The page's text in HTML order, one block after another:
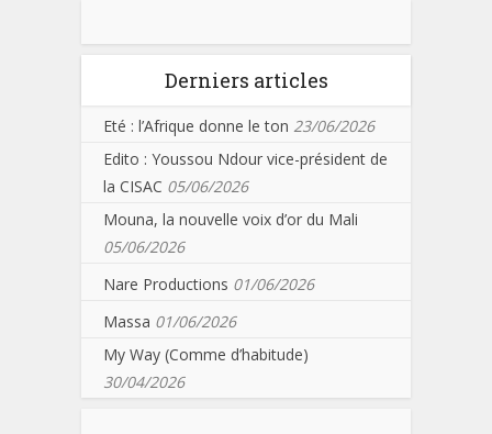
Derniers articles
Eté : l’Afrique donne le ton 23/06/2026
Edito : Youssou Ndour vice-président de
la CISAC 05/06/2026
Mouna, la nouvelle voix d’or du Mali
05/06/2026
Nare Productions 01/06/2026
Massa 01/06/2026
My Way (Comme d’habitude)
30/04/2026